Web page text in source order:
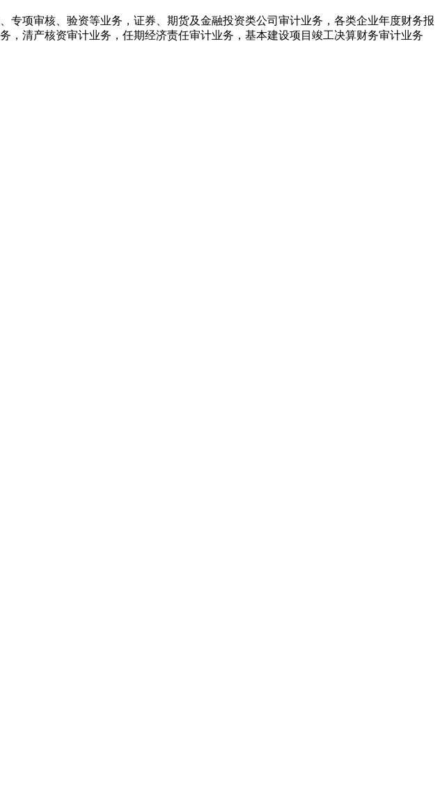
专项审核、验资等业务，证券、期货及金融投资类公司审计业务，各类企业年度财务报
清产核资审计业务，任期经济责任审计业务，基本建设项目竣工决算财务审计业务